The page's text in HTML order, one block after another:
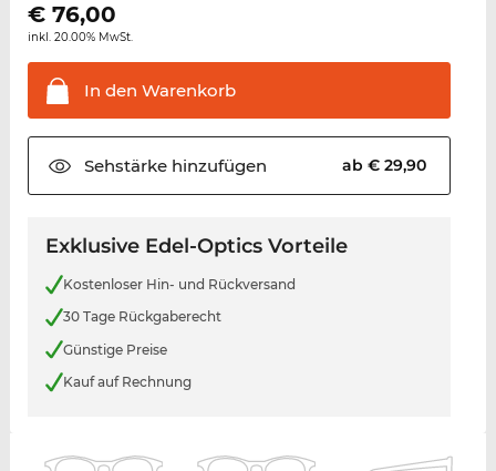
€ 76,00
inkl. 20.00% MwSt.
In den Warenkorb
Sehstärkehinzufügen ab € 29,90
Exklusive Edel-Optics Vorteile
Kostenloser Hin- und Rückversand
30 Tage Rückgaberecht
Günstige Preise
Kauf auf Rechnung